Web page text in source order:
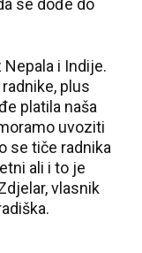
se dođe do
i Indije.
plus
platila naša
uvoziti
se tiče radnika
ali i to je
vlasnik